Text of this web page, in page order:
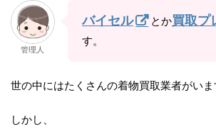
管理人
バイセル とか買取プ
す。
世の中にはたくさんの着物買取業者がいま
しかし、